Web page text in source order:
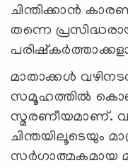
ചിന്തിക്കാൻ
തന്നെ
മാതാക്കൾ
സമൂഹത്തിൽ
സ്മരണീയമാണ്.
ചിന്തയിലൂടെയും
സർഗാത്മകമായ